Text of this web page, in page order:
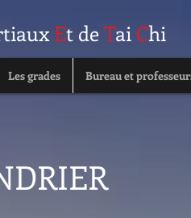
Et deTai Chi
Les grades Bureau et